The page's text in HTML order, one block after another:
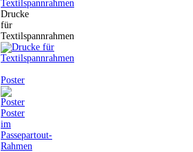
Drucke
für
Textilspannrahmen
Poster
Poster
im
Passepartout-
Rahmen